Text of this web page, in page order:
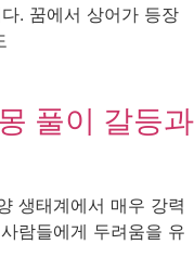
. 꿈에서 상어가 등장
풀이 갈등과
생태계에서 매우 강력
람들에게 두려움을 유